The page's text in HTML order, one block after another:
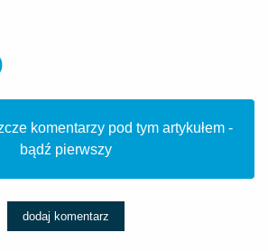
komentarzy pod tym artykułem -
bądź pierwszy
dodaj komentarz